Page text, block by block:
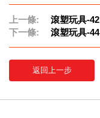
上一條:
滾塑玩具-42
下一條:
滾塑玩具-44
返回上一步